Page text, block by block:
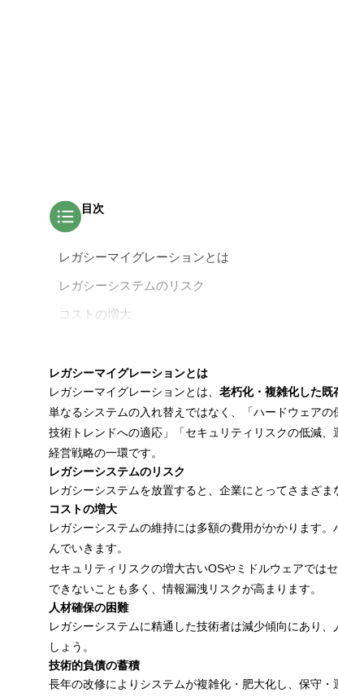
目次
レガシーマイグレーションとは
レガシーシステムのリスク
コストの増大
技術的負債の蓄積
ビジネス機会の損失
レガシーマイグレーションのメリット
ビジネスにおけるメリット
技術面におけるメリット
レガシーマイグレーションにおける課題
コスト
人材
リスク
レガシーマイグレーションの手法
リホスト
リライト
レガシーマイグレーションとは
レガシーマイグレーションとは、 老朽化・複雑化した既
単なるシステムの入れ替えではなく、「ハードウェア
技術トレンドへの適応」「セキュリティリスクの低減
経営戦略の一環です。
レガシーシステムのリスク
レガシーシステムを放置すると、企業にとってさまざ
コストの増大
レガシーシステムの維持には多額の費用がかかります
んでいきます。
セキュリティリスクの増大古いOSやミドルウェアでは
できないことも多く、情報漏洩リスクが高まります。
人材確保の困難
レガシーシステムに精通した技術者は減少傾向にあり
しょう。
技術的負債の蓄積
長年の改修によりシステムが複雑化・肥大化し、保守